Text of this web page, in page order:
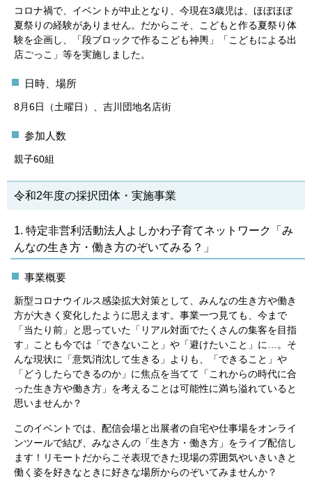
コロナ禍で、イベントが中止となり、今現在3歳児は、ほぼほぼ
夏祭りの経験がありません。だからこそ、こどもと作る夏祭り体
験を企画し、「段ブロックで作るこども神輿」「こどもによる出
店ごっこ」等を実施しました。
日時、場所
8月6日（土曜日）、吉川団地名店街
参加人数
親子60組
令和2年度の採択団体・実施事業
1. 特定非営利活動法人よしかわ子育てネットワーク「み
んなの生き方・働き方のぞいてみる？」
事業概要
新型コロナウイルス感染拡大対策として、みんなの生き方や働き
方が大きく変化したように思えます。事業一つ見ても、今まで
「当たり前」と思っていた「リアル対面でたくさんの集客を目指
す」ことも今では「できないこと」や「避けたいこと」に…。そ
んな現状に「意気消沈して生きる」よりも、「できること」や
「どうしたらできるのか」に焦点を当てて「これからの時代に合
った生き方や働き方」を考えることは可能性に満ち溢れていると
思いませんか？
このイベントでは、配信会場と出展者の自宅や仕事場をオンライ
ンツールで結び、みなさんの「生き方・働き方」をライブ配信し
ます！リモートだからこそ表現できた現場の雰囲気やいきいきと
働く姿を好きなときに好きな場所からのぞいてみませんか？